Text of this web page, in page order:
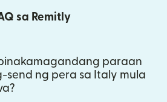
sa Remitly
paraan
send ng pera sa Italy mula